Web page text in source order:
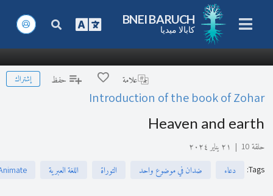
BNEI BARUCH
كابالا ميديا
علامة حفظ إشتراك
Introduction of the book of Zohar
Heaven and earth
حلقة 10 | ٢١ يناير ٢٠٢٤
Tags
: دعاء ضدان في موضوع واحد التوراة اللغة العبرية